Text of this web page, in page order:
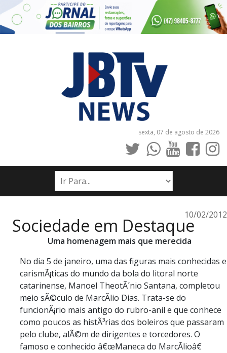
sexta, 07 de agosto de 2026
INÍCIO
NOTÍCIAS
PUBLICAÇÕES LEGAIS
CONTATO
10/02/2012
Sociedade em Destaque
Uma homenagem mais que merecida
No dia 5 de janeiro, uma das figuras mais conhecidas e
carismÃ¡ticas do mundo da bola do litoral norte
catarinense, Manoel TheotÃ´nio Santana, completou
meio sÃ©culo de MarcÃ­lio Dias. Trata-se do
funcionÃ¡rio mais antigo do rubro-anil e que conhece
como poucos as histÃ³rias dos boleiros que passaram
pelo clube, alÃ©m de dirigentes e torcedores. O
famoso e conhecido â€œManeca do MarcÃ­lioâ€